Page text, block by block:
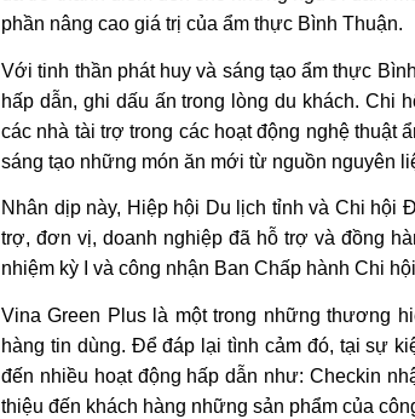
phần nâng cao giá trị của ẩm thực Bình Thuận.
Với tinh thần phát huy và sáng tạo ẩm thực
hấp dẫn, ghi dấu ấn trong lòng du khách. Chi
các nhà tài trợ trong các hoạt động nghệ thuật
sáng tạo những món ăn mới từ nguồn nguyên
Nhân dịp này, Hiệp hội Du lịch tỉnh và Chi hội
trợ, đơn vị, doanh nghiệp đã hỗ trợ và đồng
nhiệm kỳ I và công nhận Ban Chấp hành Chi
Vina Green Plus là một trong những thương
hàng tin dùng. Để đáp lại tình cảm đó, tại sự
đến nhiều hoạt động hấp dẫn như: Checkin
thiệu đến khách hàng những sản phẩm của